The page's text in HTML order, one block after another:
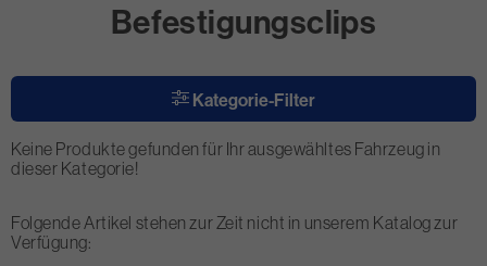
Befestigungsclips
Kategorie-Filter
Keine Produkte gefunden für Ihr ausgewähltes Fahrzeug in
dieser Kategorie!
Folgende Artikel stehen zur Zeit nicht in unserem Katalog zur
Verfügung: